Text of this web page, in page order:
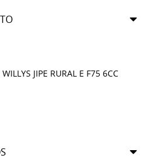
JIPE RURAL E F75 6CC